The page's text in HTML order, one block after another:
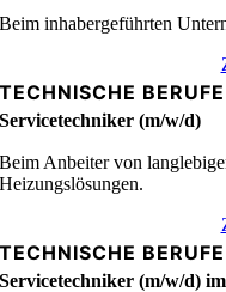
Beim inhabergeführten
TECHNISCHE BERUFE
Servicetechniker (m/w/d)
Beim Anbeiter von
Heizungslösungen.
TECHNISCHE BERUFE
Service­techniker (m/w/d)